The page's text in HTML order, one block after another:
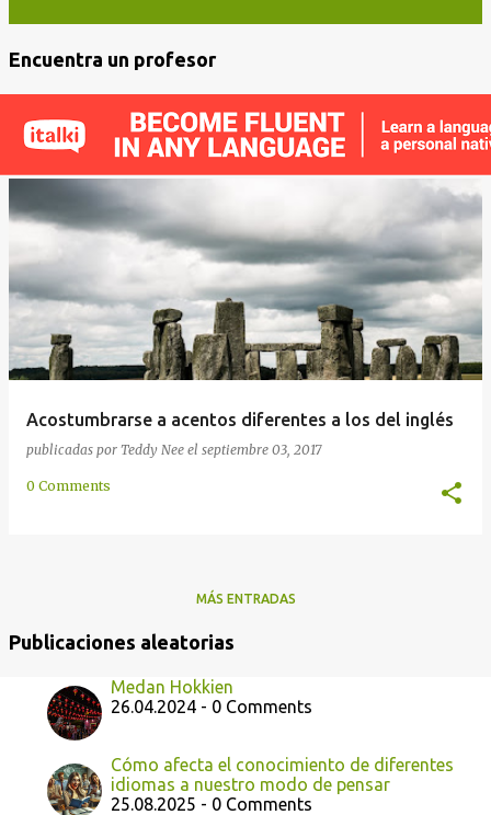
r
a
a
s
Encuentra un profesor
Acostumbrarse a acentos diferentes a los del inglés
publicadas por Teddy Nee el septiembre 03, 2017
0 Comments
MÁS ENTRADAS
Publicaciones aleatorias
Medan Hokkien
26.04.2024 - 0 Comments
Cómo afecta el conocimiento de diferentes
idiomas a nuestro modo de pensar
25.08.2025 - 0 Comments